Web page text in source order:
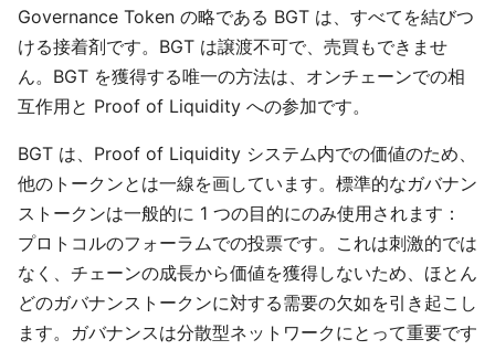
Governance Token の略である BGT は、すべてを結びつ
ける接着剤です。BGT は譲渡不可で、売買もできませ
ん。BGT を獲得する唯一の方法は、オンチェーンでの相
互作用と Proof of Liquidity への参加です。
BGT は、Proof of Liquidity システム内での価値のため、
他のトークンとは一線を画しています。標準的なガバナン
ストークンは一般的に 1 つの目的にのみ使用されます：
プロトコルのフォーラムでの投票です。これは刺激的では
なく、チェーンの成長から価値を獲得しないため、ほとん
どのガバナンストークンに対する需要の欠如を引き起こし
ます。ガバナンスは分散型ネットワークにとって重要です